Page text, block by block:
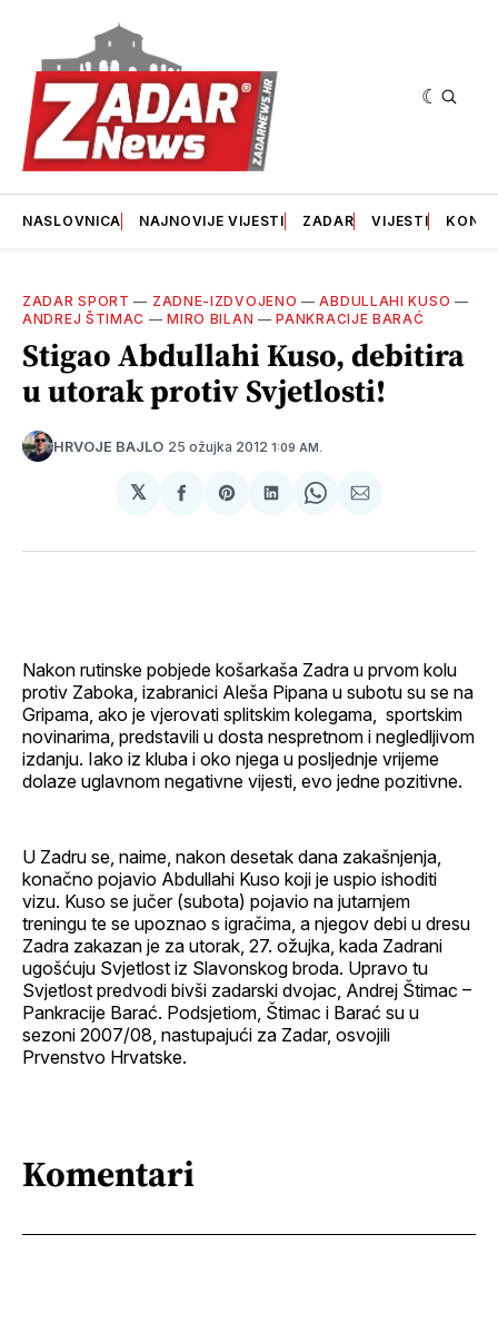
NASLOVNICA NAJNOVIJE VIJESTI ZADAR VIJESTI
ZADAR SPORT — ZADNE-IZDVOJENO —ABDULLAHI KUSO —
ANDREJ ŠTIMAC —MIRO BILAN —PANKRACIJE BARAĆ
Stigao Abdullahi Kuso, debitira
u utorak protiv Svjetlosti!
HRVOJE BAJLO 25 ožujka 2012 1:09 AM.
𝕏
podijeliSharepodijeliSharepodijeli
Nakon rutinske pobjede košarkaša Zadra u prvom kolu
protiv Zaboka, izabranici Aleša Pipana u subotu su se na
Gripama, ako je vjerovati splitskim kolegama, sportskim
novinarima, predstavili u dosta nespretnom i negledljivom
izdanju. Iako iz kluba i oko njega u posljednje vrijeme
dolaze uglavnom negativne vijesti, evo jedne pozitivne.
U Zadru se, naime, nakon desetak dana zakašnjenja,
konačno pojavio Abdullahi Kuso koji je uspio ishoditi
vizu. Kuso se jučer (subota) pojavio na jutarnjem
treningu te se upoznao s igračima, a njegov debi u dresu
Zadra zakazan je za utorak, 27. ožujka, kada Zadrani
ugošćuju Svjetlost iz Slavonskog broda. Upravo tu
Svjetlost predvodi bivši zadarski dvojac, Andrej Štimac –
Pankracije Barać. Podsjetiom, Štimac i Barać su u
sezoni 2007/08, nastupajući za Zadar, osvojili
Prvenstvo Hrvatske.
Komentari